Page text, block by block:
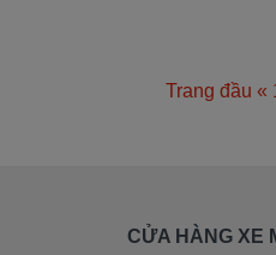
Trang đầu «
CỬA HÀNG XE